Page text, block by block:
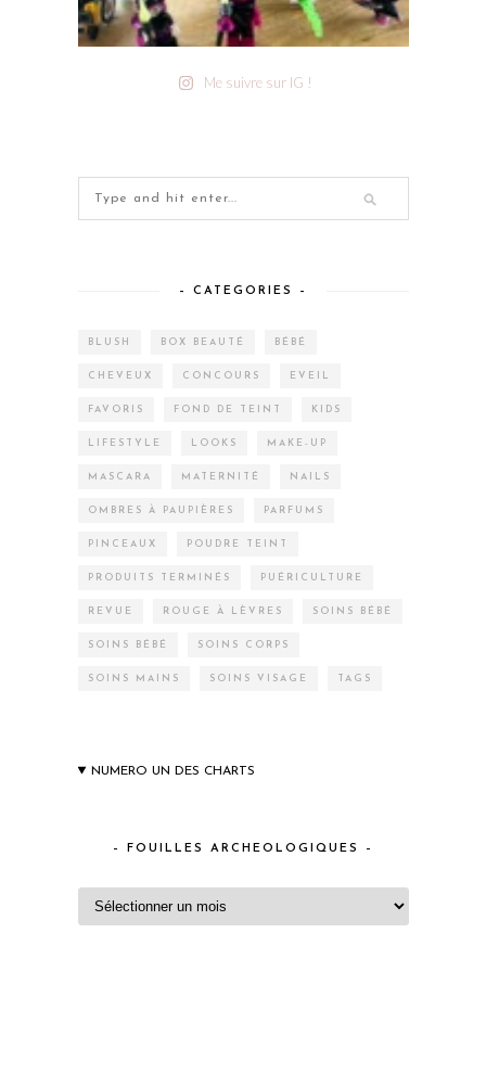
Me suivre sur IG !
– CATEGORIES –
BLUSH BOX BEAUTÉ BÉBÉ
CHEVEUX CONCOURS EVEIL
FAVORIS FOND DE TEINT KIDS
LIFESTYLE LOOKS MAKE-UP
MASCARA MATERNITÉ NAILS
OMBRES À PAUPIÈRES PARFUMS
PINCEAUX POUDRE TEINT
PRODUITS TERMINÉS PUÉRICULTURE
REVUE ROUGE À LÈVRES SOINS BÉBÉ
SOINS BÉBÉ SOINS CORPS
SOINS MAINS SOINS VISAGE TAGS
NUMERO UN DES CHARTS
– FOUILLES ARCHEOLOGIQUES –